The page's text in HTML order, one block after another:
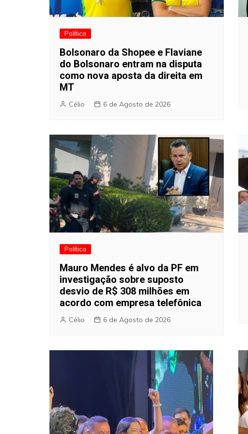
Política
Bolsonaro da Shopee e Flaviane
do Bolsonaro entram na disputa
como nova aposta da direita em
MT
Célio 6 de Agosto de 2026
Política
Mauro Mendes é alvo da PF em
investigação sobre suposto
desvio de R$ 308 milhões em
acordo com empresa telefônica
Célio 6 de Agosto de 2026